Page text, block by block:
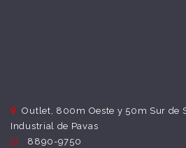
Outlet, 800m Oeste y 50m Sur de
Industrial de Pavas
8890-9750